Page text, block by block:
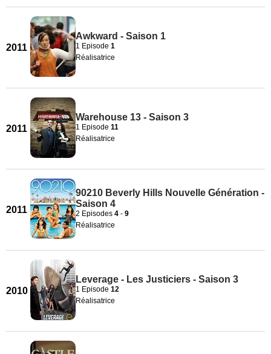
2011
Awkward - Saison 1
1 Episode 1
Réalisatrice
2011
Warehouse 13 - Saison 3
1 Episode 11
Réalisatrice
2011
90210 Beverly Hills Nouvelle Génération -
Saison 4
2 Episodes 4 - 9
Réalisatrice
2010
Leverage - Les Justiciers - Saison 3
1 Episode 12
Réalisatrice